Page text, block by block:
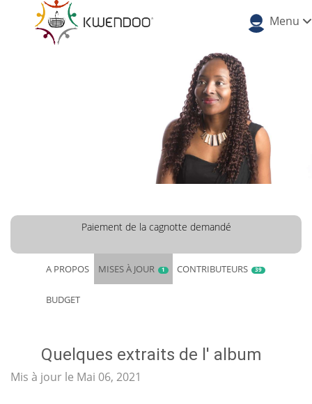
Menu
Paiement de la cagnotte demandé
A PROPOS MISES À JOUR 1 CONTRIBUTEURS 39
BUDGET
Quelques extraits de l' album
Mis à jour le Mai 06, 2021